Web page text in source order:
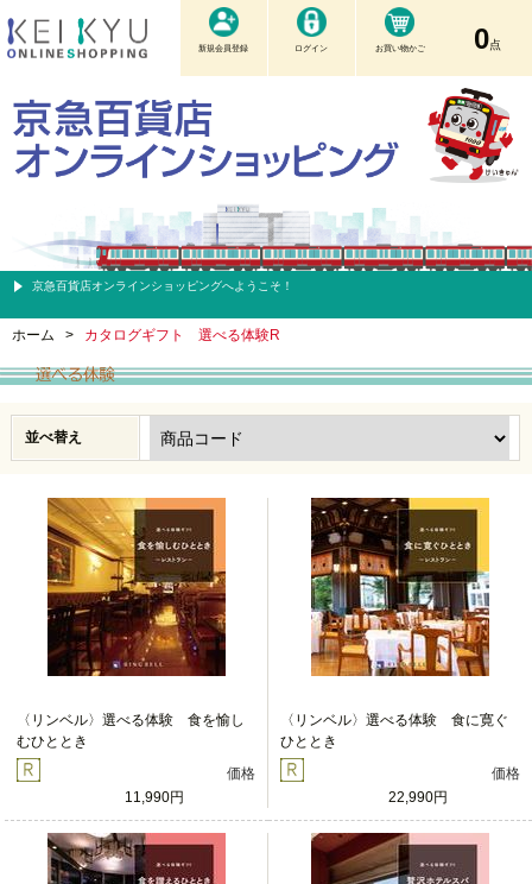
新規会員登録 ログイン お買い物かご 0点
京急百貨店オンラインショッピングへようこそ！
ホーム > カタログギフト 選べる体験R
並べ替え
〈リンベル〉選べる体験 食を愉し
むひととき
価格
11,990円
〈リンベル〉選べる体験 食に寛ぐ
ひととき
価格
22,990円